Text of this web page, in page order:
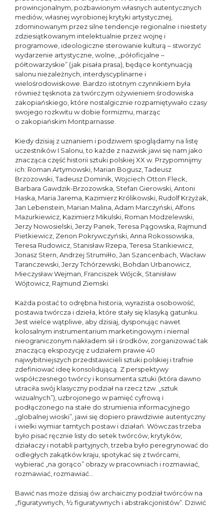
prowincjonalnym, pozbawionym własnych autentycznych
mediów, własnej wyrobionej krytyki artystycznej,
zdominowanym przez silne tendencje regionalne i niestety
zdziesiątkowanym intelektualnie przez wojnę i
programowe, ideologiczne sterowanie kulturą – stworzyć
wydarzenie artystyczne, wolne, „półoficjalne –
półtowarzyskie” (jak pisała prasa), będące kontynuacją
salonu niezależnych, interdyscyplinarne i
wielośrodowiskowe. Bardzo istotnym czynnikiem była
również tęsknota za twórczym ożywieniem środowiska
zakopiańskiego, które nostalgicznie rozpamiętywało czasy
swojego rozkwitu w dobie formizmu, marząc
o zakopiańskim Montparnasse.
Kiedy dzisiaj z uznaniem i podziwem spoglądamy na listę
uczestników I Salonu, to każde z nazwisk jawi się nam jako
znacząca część historii sztuki polskiej XX w. Przypomnijmy
ich: Roman Artymowski, Marian Bogusz, Tadeusz
Brzozowski, Tadeusz Dominik, Wojciech Otton Fleck,
Barbara Gawdzik-Brzozowska, Stefan Gierowski, Antoni
Haska, Maria Jarema, Kazimierz Królikowski, Rudolf Krzyżak,
Jan Lebenstein, Marian Malina, Adam Marczyński, Alfons
Mazurkiewicz, Kazimierz Mikulski, Roman Modzelewski,
Jerzy Nowosielski, Jerzy Panek, Teresa Pągowska, Rajmund
Pietkiewicz, Zenon Pokrywczyński, Anna Rokossowska,
Teresa Rudowicz, Stanisław Rzepa, Teresa Stankiewicz,
Jonasz Stern, Andrzej Strumiłło, Jan Szancenbach, Wacław
Taranczewski, Jerzy Tchórzewski, Bohdan Urbanowicz,
Mieczysław Wejman, Franciszek Wójcik, Stanisław
Wójtowicz, Rajmund Ziemski.
Każda postać to odrębna historia, wyrazista osobowość,
postawa twórcza i dzieła, które stały się klasyką gatunku.
Jest wielce wątpliwe, aby dzisiaj, dysponując nawet
kolosalnym instrumentarium marketingowym i niemal
nieograniczonym nakładem sił i środków, zorganizować tak
znaczącą ekspozycję z udziałem prawie 40
najwybitniejszych przedstawicieli sztuki polskiej i trafnie
zdefiniować ideę konsolidującą. Z perspektywy
współczesnego twórcy i konsumenta sztuki (która dawno
utraciła swój klasyczny podział na rzecz tzw. „sztuk
wizualnych”), uzbrojonego w pamięć cyfrową i
podłączonego na stałe do strumienia informacyjnego
„globalnej wioski”, jawi się dopiero prawdziwie autentyczny
i wielki wymiar tamtych postaw i działań. Wówczas trzeba
było pisać ręcznie listy do setek twórców, krytyków,
działaczy i notabli partyjnych, trzeba było peregrynować do
odległych zakątków kraju, spotykać się z twórcami,
wybierać „na gorąco” obrazy w pracowniach i rozmawiać,
rozmawiać, rozmawiać…
Bawić nas może dzisiaj ów archaiczny podział twórców na
„figuratywnych, ½ figuratywnych i abstrakcjonistów”. Dziwić